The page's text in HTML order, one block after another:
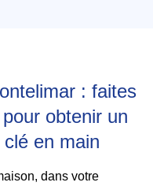
: faites
obtenir un
en main
dans votre